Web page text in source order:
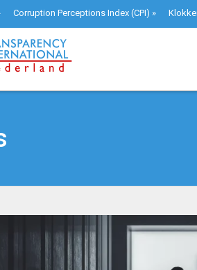
Corruption Perceptions Index (CPI) »